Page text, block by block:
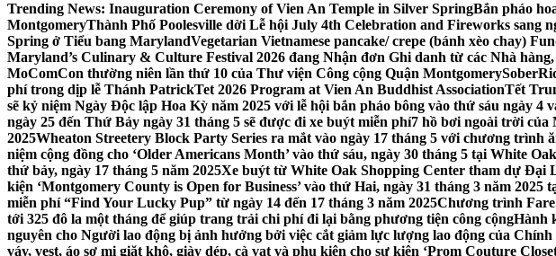
Trending News: Inauguration Ceremony of Vien An Temple in Silver SpringBắn pháo
MontgomeryThành Phố Poolesville dời Lễ hội July 4th Celebration and Fireworks sang
Spring ở Tiểu bang MarylandVegetarian Vietnamese pancake/ crepe (bánh xèo chay)
Maryland’s Culinary & Culture Festival 2026 đang Nhận đơn Ghi danh từ các Nhà
MoComCon thường niên lần thứ 10 của Thư viện Công cộng Quận Montgomery
phí trong dịp lễ Thánh PatrickTet 2026 Program at Vien An Buddhist AssociationTết
sẽ kỷ niệm Ngày Độc lập Hoa Kỳ năm 2025 với lễ hội bắn pháo bông vào thứ sáu ngày 4
ngày 25 đến Thứ Bảy ngày 31 tháng 5 sẽ được đi xe buýt miễn phí7 hồ bơi ngoài trời của
2025Wheaton Streetery Block Party Series ra mắt vào ngày 17 tháng 5 với chương
niệm cộng đồng cho ‘Older Americans Month’ vào thứ sáu, ngày 30 tháng 5 tại White
thứ bảy, ngày 17 tháng 5 năm 2025Xe buýt từ White Oak Shopping Center tham dự Đại
kiện ‘Montgomery County is Open for Business’ vào thứ Hai, ngày 31 tháng 3 năm 2025
miễn phí “Find Your Lucky Pup” từ ngày 14 đến 17 tháng 3 năm 2025Chương trình
tới 325 đô la một tháng để giúp trang trải chi phí đi lại bằng phương tiện công cộngHành
nguyên cho Người lao động bị ảnh hưởng bởi việc cắt giảm lực lượng lao động của
váy, vest, áo sơ mi giặt khô, giày dép, cà vạt và phụ kiện cho sự kiện ‘Prom Couture